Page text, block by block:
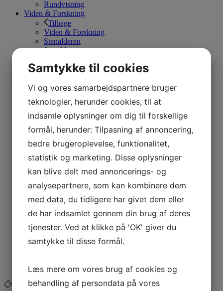
Rundvisning
Viden & Forskning
Tilbage
Viden & Forskning
Stenalderen
Jernalderen
1800-tallet
Værkstederne
Båldalen
Nyheder
Om Sagnlandet
Tilbage
Om Sagnlandet
Job i Sagnlandet Lejre
Erhvervsklub & Sponsorer
God fondsledelse
Kort over Sagnlandet Lejre
Organisation og VPAC
Vision og Mission
Støt Sagnlandet Lejre
Kontakt
Tilbage
Kontakt
Medarbejdere
Presse
Glemte sager
Webshop
Køb billet
Samtykke til cookies
Vi og vores samarbejdspartnere bruger
teknologier, herunder cookies, til at
indsamle oplysninger om dig til forskellige
formål, herunder: Tilpasning af annoncering,
bedre brugeroplevelse, funktionalitet,
statistik og marketing. Disse oplysninger
kan blive delt med annoncerings- og
analysepartnere, som kan kombinere dem
med data, du tidligere har givet dem eller
de har indsamlet gennem din brug af deres
tjenester. Ved at klikke på 'OK' giver du
samtykke til disse formål.
Læs mere om vores brug af cookies og
behandling af persondata på vores